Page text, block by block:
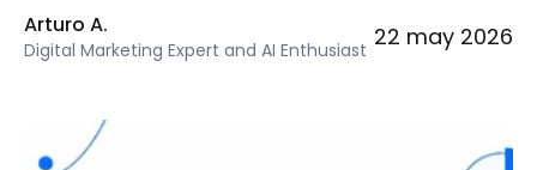
Arturo A.
Digital Marketing Expert and AI Enthusiast 22 may 2026